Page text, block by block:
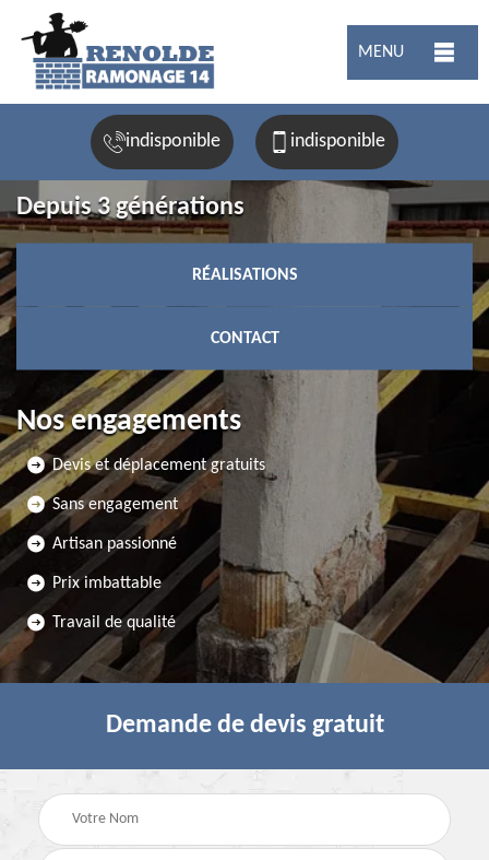
MENU
indisponible indisponible
Depuis 3 générations
RÉALISATIONS
CONTACT
Nos engagements
Devis et déplacement gratuits
Sans engagement
Artisan passionné
Prix imbattable
Travail de qualité
Demande de devis gratuit